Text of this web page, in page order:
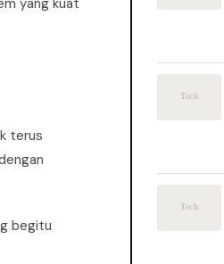
yang kuat
terus
begitu